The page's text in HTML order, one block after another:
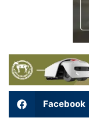
Facebook